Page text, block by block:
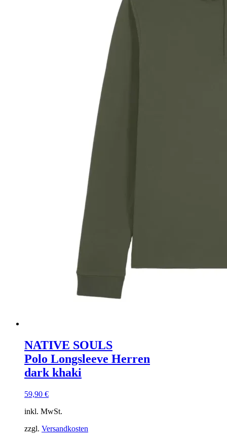
NATIVE SOULS
Polo Longsleeve Herren
dark khaki
59,90 €
inkl. MwSt.
zzgl. Versandkosten